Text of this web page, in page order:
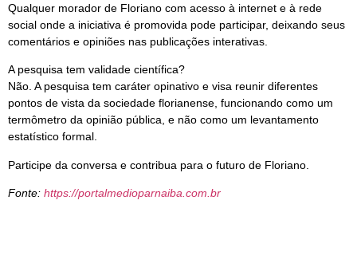
Qualquer morador de Floriano com acesso à internet e à rede
social onde a iniciativa é promovida pode participar, deixando seus
comentários e opiniões nas publicações interativas.
A pesquisa tem validade científica?
Não. A pesquisa tem caráter opinativo e visa reunir diferentes
pontos de vista da sociedade florianense, funcionando como um
termômetro da opinião pública, e não como um levantamento
estatístico formal.
Participe da conversa e contribua para o futuro de Floriano.
Fonte: https://portalmedioparnaiba.com.br